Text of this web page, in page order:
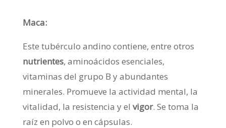
Maca:
Este tubérculo andino contiene, entre otros
nutrientes, aminoácidos esenciales,
vitaminas del grupo B y abundantes
minerales. Promueve la actividad mental, la
vitalidad, la resistencia y el vigor. Se toma la
raíz en polvo o en cápsulas.